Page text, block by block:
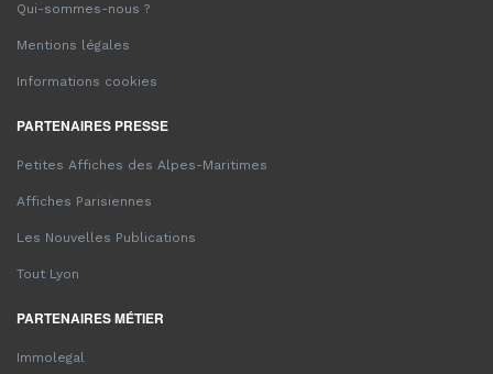
Qui-sommes-nous ?
Mentions légales
Informations cookies
PARTENAIRES PRESSE
Petites Affiches des Alpes-Maritimes
Affiches Parisiennes
Les Nouvelles Publications
Tout Lyon
PARTENAIRES MÉTIER
Immolegal